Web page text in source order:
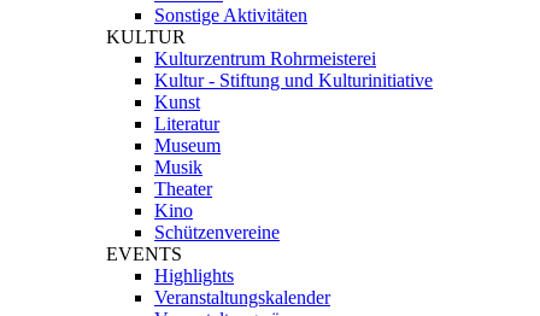
Sonstige Aktivitäten
KULTUR
Kulturzentrum Rohrmeisterei
Kultur - Stiftung und Kulturinitiative
Kunst
Literatur
Museum
Musik
Theater
Kino
Schützenvereine
EVENTS
Highlights
Veranstaltungskalender